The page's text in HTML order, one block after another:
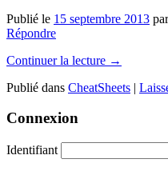
Publié le 15 septembre 2013
Répondre
Continuer la lecture →
Publié dans CheatSheets |
Connexion
Identifiant